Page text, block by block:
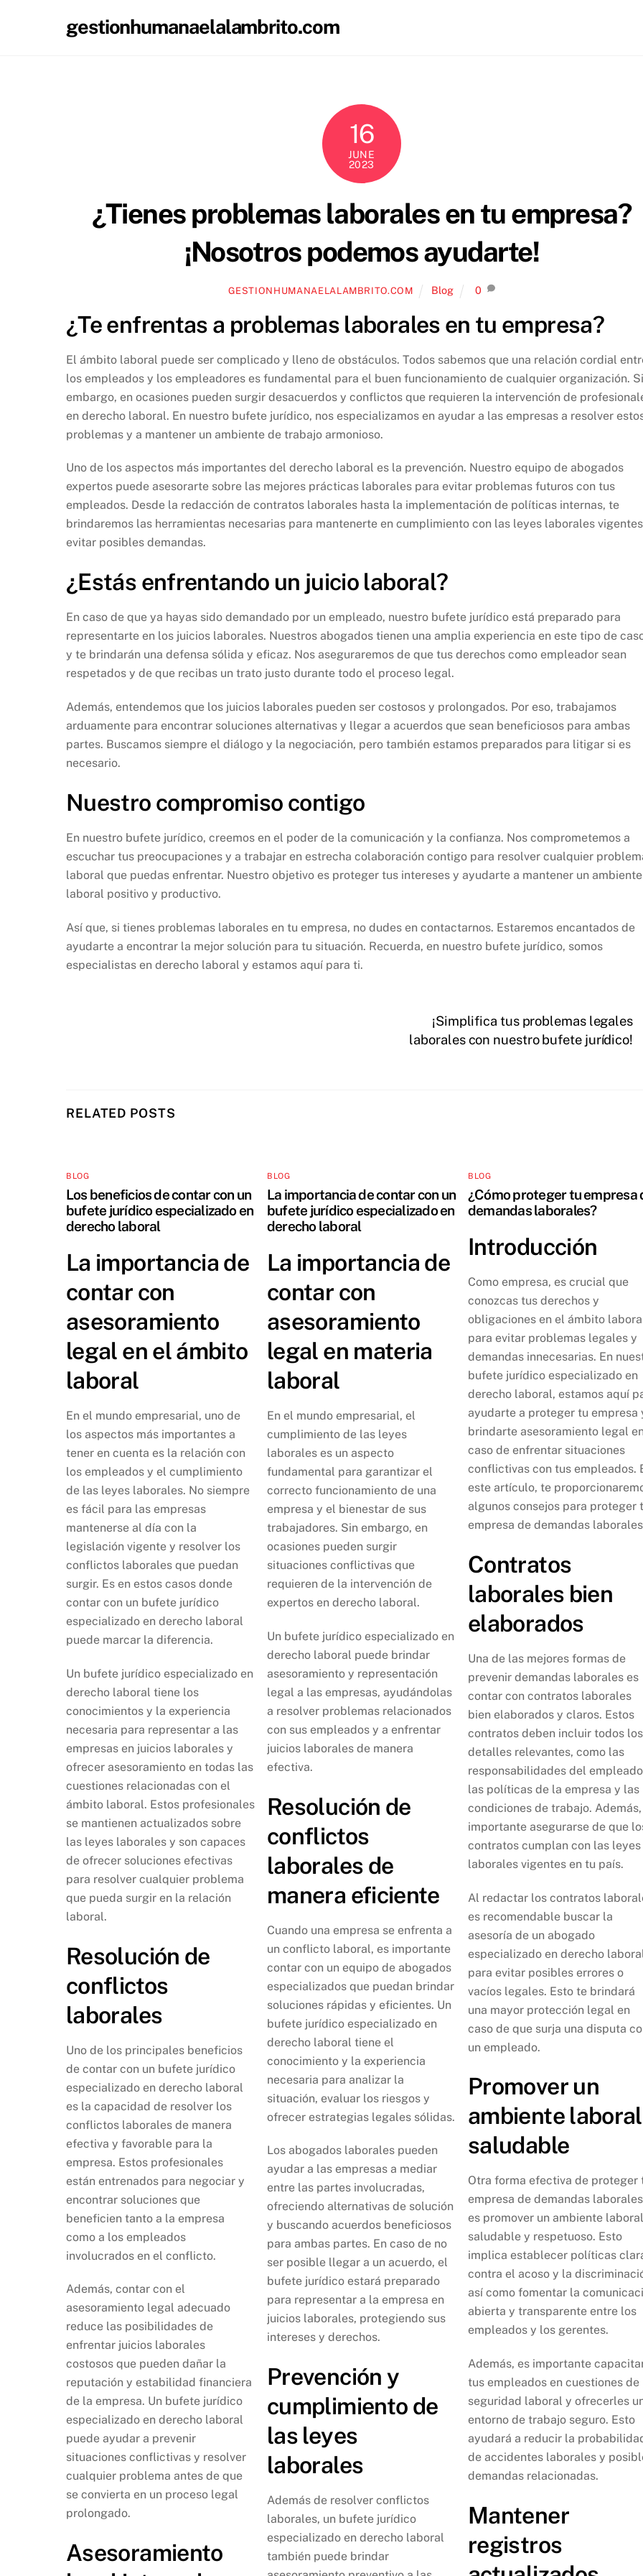
gestionhumanaelalambrito.com
16
JUNE
2023
¿Tienes problemas laborales en tu empresa?
¡Nosotros podemos ayudarte!
GESTIONHUMANAELALAMBRITO.COM Blog 0
¿Te enfrentas a problemas laborales en tu empresa?
El ámbito laboral puede ser complicado y lleno de obstáculos. Todos sabemos que una relación cordial
los empleados y los empleadores es fundamental para el buen funcionamiento de cualquier organización.
embargo, en ocasiones pueden surgir desacuerdos y conflictos que requieren la intervención de
en derecho laboral. En nuestro bufete jurídico, nos especializamos en ayudar a las empresas a resolver
problemas y a mantener un ambiente de trabajo armonioso.
Uno de los aspectos más importantes del derecho laboral es la prevención. Nuestro equipo de abogados
expertos puede asesorarte sobre las mejores prácticas laborales para evitar problemas futuros con tus
empleados. Desde la redacción de contratos laborales hasta la implementación de políticas internas, te
brindaremos las herramientas necesarias para mantenerte en cumplimiento con las leyes laborales
evitar posibles demandas.
¿Estás enfrentando un juicio laboral?
En caso de que ya hayas sido demandado por un empleado, nuestro bufete jurídico está preparado para
representarte en los juicios laborales. Nuestros abogados tienen una amplia experiencia en este tipo de
y te brindarán una defensa sólida y eficaz. Nos aseguraremos de que tus derechos como empleador sean
respetados y de que recibas un trato justo durante todo el proceso legal.
Además, entendemos que los juicios laborales pueden ser costosos y prolongados. Por eso, trabajamos
arduamente para encontrar soluciones alternativas y llegar a acuerdos que sean beneficiosos para ambas
partes. Buscamos siempre el diálogo y la negociación, pero también estamos preparados para litigar si es
necesario.
Nuestro compromiso contigo
En nuestro bufete jurídico, creemos en el poder de la comunicación y la confianza. Nos comprometemos a
escuchar tus preocupaciones y a trabajar en estrecha colaboración contigo para resolver cualquier
laboral que puedas enfrentar. Nuestro objetivo es proteger tus intereses y ayudarte a mantener un ambiente
laboral positivo y productivo.
Así que, si tienes problemas laborales en tu empresa, no dudes en contactarnos. Estaremos encantados de
ayudarte a encontrar la mejor solución para tu situación. Recuerda, en nuestro bufete jurídico, somos
especialistas en derecho laboral y estamos aquí para ti.
¡Simplifica tus problemas legales
laborales con nuestro bufete jurídico!
RELATED POSTS
BLOG
Los beneficios de contar con un
bufete jurídico especializado en
derecho laboral
La importancia de
contar con
asesoramiento
legal en el ámbito
laboral
En el mundo empresarial, uno de
los aspectos más importantes a
tener en cuenta es la relación con
los empleados y el cumplimiento
de las leyes laborales. No siempre
es fácil para las empresas
mantenerse al día con la
legislación vigente y resolver los
conflictos laborales que puedan
surgir. Es en estos casos donde
contar con un bufete jurídico
especializado en derecho laboral
puede marcar la diferencia.
Un bufete jurídico especializado en
derecho laboral tiene los
conocimientos y la experiencia
necesaria para representar a las
empresas en juicios laborales y
ofrecer asesoramiento en todas las
cuestiones relacionadas con el
ámbito laboral. Estos profesionales
se mantienen actualizados sobre
las leyes laborales y son capaces
de ofrecer soluciones efectivas
para resolver cualquier problema
que pueda surgir en la relación
laboral.
Resolución de
conflictos
laborales
Uno de los principales beneficios
de contar con un bufete jurídico
especializado en derecho laboral
es la capacidad de resolver los
conflictos laborales de manera
efectiva y favorable para la
empresa. Estos profesionales
están entrenados para negociar y
encontrar soluciones que
beneficien tanto a la empresa
como a los empleados
involucrados en el conflicto.
Además, contar con el
asesoramiento legal adecuado
reduce las posibilidades de
enfrentar juicios laborales
costosos que pueden dañar la
reputación y estabilidad financiera
de la empresa. Un bufete jurídico
especializado en derecho laboral
puede ayudar a prevenir
situaciones conflictivas y resolver
cualquier problema antes de que
se convierta en un proceso legal
prolongado.
Asesoramiento
BLOG
La importancia de contar con un
bufete jurídico especializado en
derecho laboral
La importancia de
contar con
asesoramiento
legal en materia
laboral
En el mundo empresarial, el
cumplimiento de las leyes
laborales es un aspecto
fundamental para garantizar el
correcto funcionamiento de una
empresa y el bienestar de sus
trabajadores. Sin embargo, en
ocasiones pueden surgir
situaciones conflictivas que
requieren de la intervención de
expertos en derecho laboral.
Un bufete jurídico especializado en
derecho laboral puede brindar
asesoramiento y representación
legal a las empresas, ayudándolas
a resolver problemas relacionados
con sus empleados y a enfrentar
juicios laborales de manera
efectiva.
Resolución de
conflictos
laborales de
manera eficiente
Cuando una empresa se enfrenta a
un conflicto laboral, es importante
contar con un equipo de abogados
especializados que puedan brindar
soluciones rápidas y eficientes. Un
bufete jurídico especializado en
derecho laboral tiene el
conocimiento y la experiencia
necesaria para analizar la
situación, evaluar los riesgos y
ofrecer estrategias legales sólidas.
Los abogados laborales pueden
ayudar a las empresas a mediar
entre las partes involucradas,
ofreciendo alternativas de solución
y buscando acuerdos beneficiosos
para ambas partes. En caso de no
ser posible llegar a un acuerdo, el
bufete jurídico estará preparado
para representar a la empresa en
juicios laborales, protegiendo sus
intereses y derechos.
Prevención y
cumplimiento de
las leyes
laborales
Además de resolver conflictos
laborales, un bufete jurídico
especializado en derecho laboral
también puede brindar
BLOG
¿Cómo proteger tu empresa
demandas laborales?
Introducción
Como empresa, es crucial que
conozcas tus derechos y
obligaciones en el ámbito
para evitar problemas legales y
demandas innecesarias. En
bufete jurídico especializado en
derecho laboral, estamos aquí
ayudarte a proteger tu empresa
brindarte asesoramiento legal
caso de enfrentar situaciones
conflictivas con tus empleados.
este artículo, te
algunos consejos para proteger
empresa de demandas
Contratos
laborales bien
elaborados
Una de las mejores formas de
prevenir demandas laborales es
contar con contratos laborales
bien elaborados y claros. Estos
contratos deben incluir todos los
detalles relevantes, como las
responsabilidades del
las políticas de la empresa y las
condiciones de trabajo.
importante asegurarse de que
contratos cumplan con las leyes
laborales vigentes en tu país.
Al redactar los contratos
es recomendable buscar la
asesoría de un abogado
especializado en derecho
para evitar posibles errores o
vacíos legales. Esto te brindará
una mayor protección legal en
caso de que surja una disputa
un empleado.
Promover un
ambiente laboral
saludable
Otra forma efectiva de proteger
empresa de demandas laborales
es promover un ambiente
saludable y respetuoso. Esto
implica establecer políticas
contra el acoso y la
así como fomentar la
abierta y transparente entre los
empleados y los gerentes.
Además, es importante
tus empleados en cuestiones de
seguridad laboral y ofrecerles
entorno de trabajo seguro. Esto
ayudará a reducir la
de accidentes laborales y
demandas relacionadas.
Mantener
registros